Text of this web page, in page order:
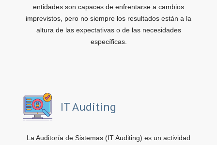
entidades son capaces de enfrentarse a cambios
imprevistos, pero no siempre los resultados están a la
altura de las expectativas o de las necesidades
específicas.
IT Auditing
La Auditoría de Sistemas (IT Auditing) es un actividad